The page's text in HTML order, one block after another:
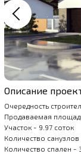
Описание
Очередность
Продаваемая
Участок - 9.97 соток
Количество санузлов
Количество спален -